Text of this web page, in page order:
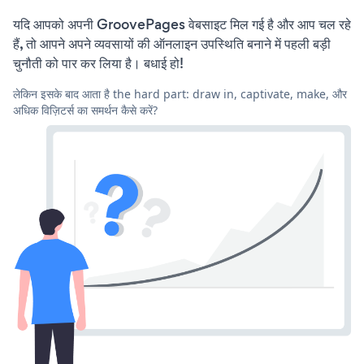
यदि आपको अपनी GroovePages वेबसाइट मिल गई है और आप चल रहे
हैं, तो आपने अपने व्यवसायों की ऑनलाइन उपस्थिति बनाने में पहली बड़ी
चुनौती को पार कर लिया है। बधाई हो!
लेकिन इसके बाद आता है the hard part: draw in, captivate, make, और
अधिक विज़िटर्स का समर्थन कैसे करें?